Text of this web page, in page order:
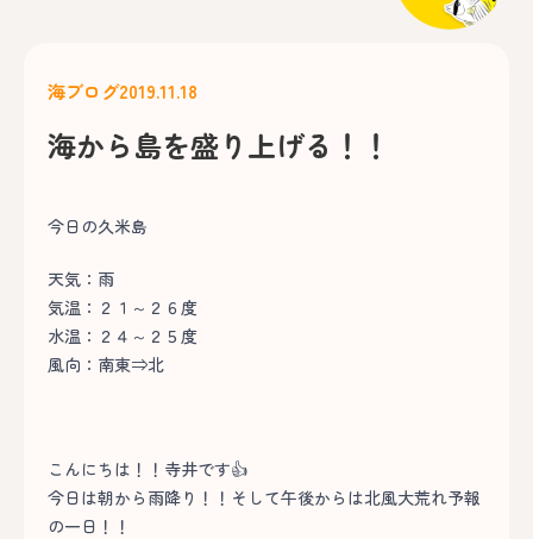
海ブログ2019.11.18
海から島を盛り上げる！！
今日の久米島
天気：雨
気温：２１～２６度
水温：２４～２５度
風向：南東⇒北
こんにちは！！寺井です👍
今日は朝から雨降り！！そして午後からは北風大荒れ予報
の一日！！